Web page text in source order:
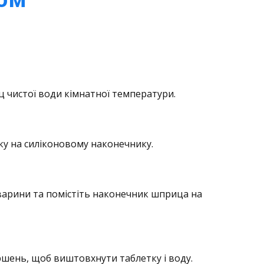
води кімнатної температури.
на силіконовому наконечнику.
та помістіть наконечник шприца на
щоб виштовхнути таблетку і воду.